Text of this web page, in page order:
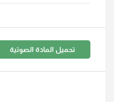
تحميل المادة الصوتية